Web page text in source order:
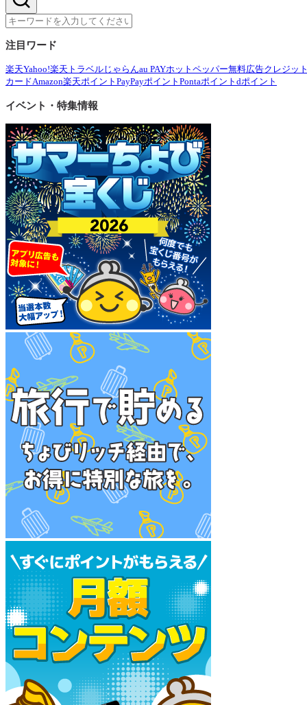
注目ワード
楽天Yahoo!楽天トラベル じゃらんau PAYホットペッパー無料広告クレジッ
カードAmazon楽天ポイント PayPayポイント Pontaポイント dポイント
イベント・特集情報